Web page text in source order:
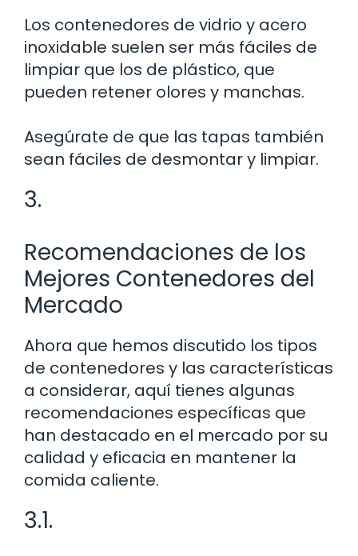
Los contenedores de vidrio y acero
inoxidable suelen ser más fáciles de
limpiar que los de plástico, que
pueden retener olores y manchas.
Asegúrate de que las tapas también
sean fáciles de desmontar y limpiar.
3.
Recomendaciones de los
Mejores Contenedores del
Mercado
Ahora que hemos discutido los tipos
de contenedores y las características
a considerar, aquí tienes algunas
recomendaciones específicas que
han destacado en el mercado por su
calidad y eficacia en mantener la
comida caliente.
3.1.